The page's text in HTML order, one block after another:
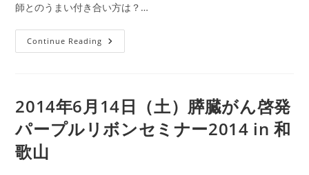
師とのうまい付き合い方は？…
Continue Reading 2015
年
（土）
パ
プ
ル
2014年6月14日（土）膵臓がん啓発
パープルリボンセミナー2014 in 和
歌山